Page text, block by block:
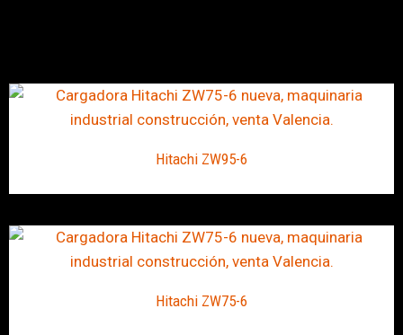
Hitachi ZW95-6
Hitachi ZW75-6